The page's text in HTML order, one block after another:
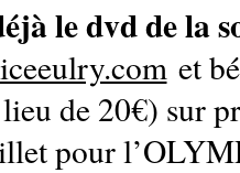
le dvd de la
et
de 20€) sur
pour